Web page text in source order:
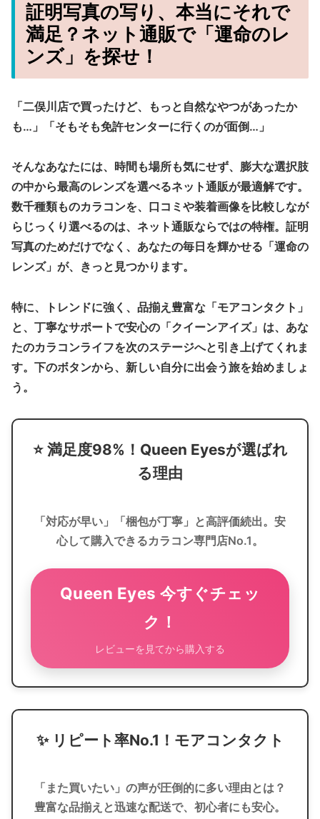
証明写真の写り、本当にそれで
満足？ネット通販で「運命のレ
ンズ」を探せ！
「二俣川店で買ったけど、もっと自然なやつがあったか
も…」「そもそも免許センターに行くのが面倒…」
そんなあなたには、時間も場所も気にせず、膨大な選択肢
の中から最高のレンズを選べるネット通販が最適解です。
数千種類ものカラコンを、口コミや装着画像を比較しなが
らじっくり選べるのは、ネット通販ならではの特権。証明
写真のためだけでなく、あなたの毎日を輝かせる「運命の
レンズ」が、きっと見つかります。
特に、トレンドに強く、品揃え豊富な「モアコンタクト」
と、丁寧なサポートで安心の「クイーンアイズ」は、あな
たのカラコンライフを次のステージへと引き上げてくれま
す。下のボタンから、新しい自分に出会う旅を始めましょ
う。
⭐️ 満足度98%！Queen Eyesが選ばれ
る理由
「対応が早い」「梱包が丁寧」と高評価続出。安
心して購入できるカラコン専門店No.1。
Queen Eyes 今すぐチェッ
ク！
レビューを見てから購入する
✨ リピート率No.1！モアコンタクト
「また買いたい」の声が圧倒的に多い理由とは？
豊富な品揃えと迅速な配送で、初心者にも安心。